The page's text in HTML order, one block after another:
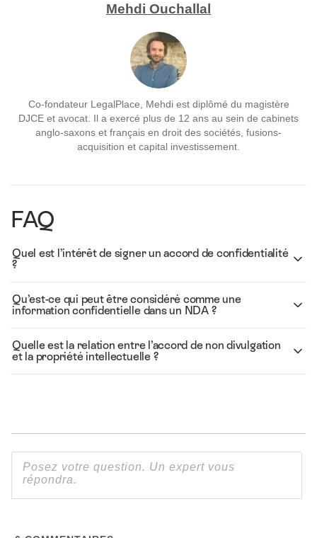
Mehdi Ouchallal
Co-fondateur LegalPlace, Mehdi est diplômé du magistère
DJCE et avocat. Il a exercé plus de 12 ans au sein de cabinets
anglo-saxons et français en droit des sociétés, fusions-
acquisition et capital investissement.
FAQ
Quel est l’intérêt de signer un accord de confidentialité
?
Qu’est-ce qui peut être considéré comme une
information confidentielle dans un NDA ?
Quelle est la relation entre l’accord de non divulgation
et la propriété intellectuelle ?